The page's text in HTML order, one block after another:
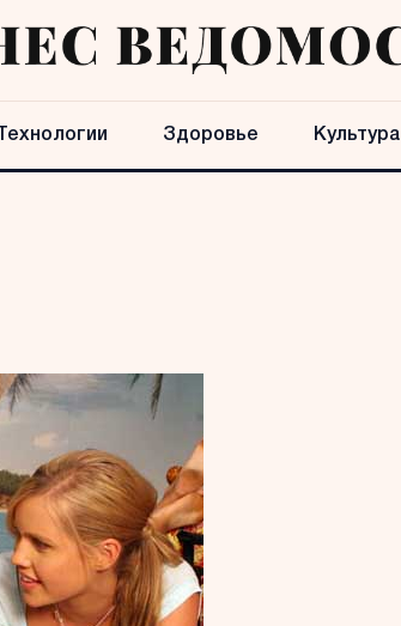
Технологии Здоровье Культура